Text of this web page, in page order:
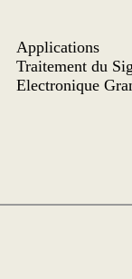
Applications
Traitement du
Electronique